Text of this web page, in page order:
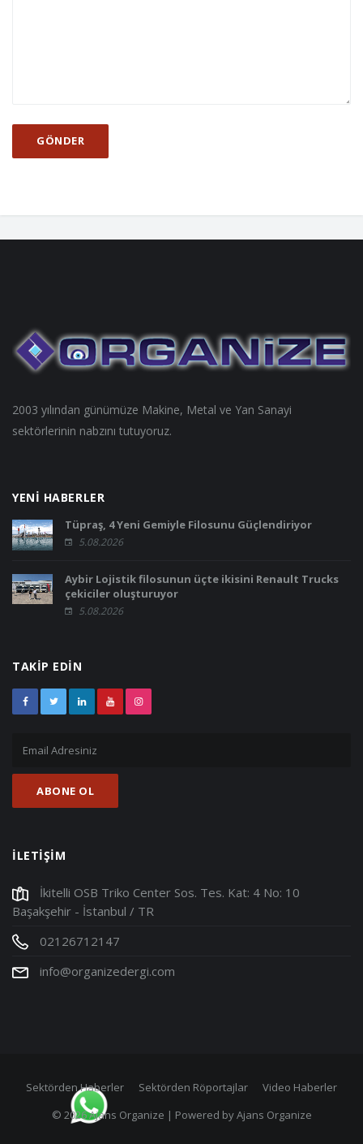
2003 yılından günümüze Makine, Metal ve Yan Sanayi
sektörlerinin nabzını tutuyoruz.
YENİ HABERLER
Tüpraş, 4 Yeni Gemiyle Filosunu Güçlendiriyor
5.08.2026
Aybir Lojistik filosunun üçte ikisini Renault Trucks
çekiciler oluşturuyor
5.08.2026
TAKİP EDİN
İLETİŞİM
İkitelli OSB Triko Center Sos. Tes. Kat: 4 No: 10
Başakşehir - İstanbul / TR
02126712147
info@organizedergi.com
Sektörden Haberler Sektörden Röportajlar
Video Haberler
© 2026 Ajans Organize | Powered byAjans Organize